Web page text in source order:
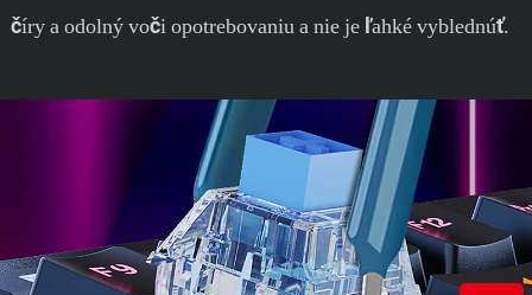
číry a odolný voči opotrebovaniu a nie je ľahké vyblednúť.